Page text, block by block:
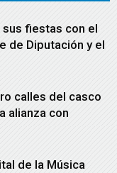
fiestas con el
de Diputación y el
calles del casco
alianza con
de la Música